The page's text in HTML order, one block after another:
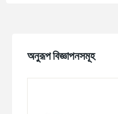
অনুরূপ বিজ্ঞাপনসমূহ